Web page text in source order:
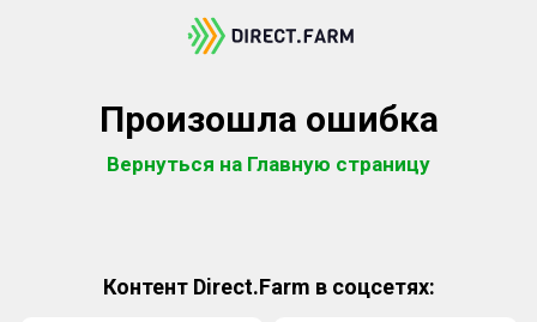
Произошла ошибка
Вернуться на Главную страницу
Контент Direct.Farm в соцсетях: